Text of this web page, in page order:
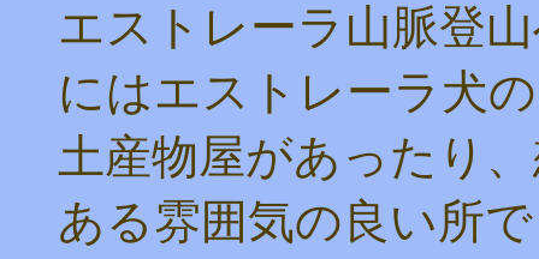
エストレーラ山脈登
にはエストレーラ犬
土産物屋があったり
ある雰囲気の良い所